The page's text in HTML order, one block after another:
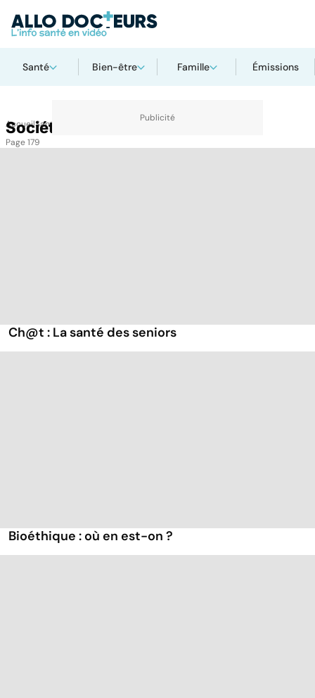
Santé Bien-être Famille Émissions
AccueilSanté
Société
Page 179
Ch@t : La santé des seniors
Bioéthique : où en est-on ?